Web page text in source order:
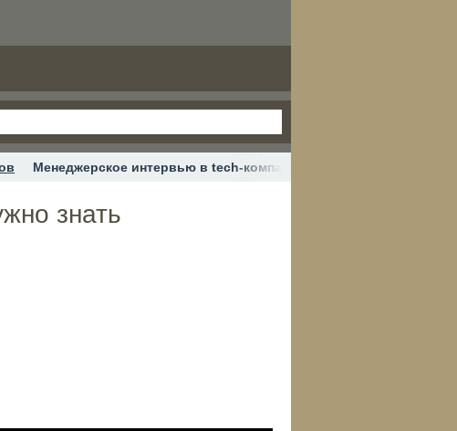
Менеджерское интервью в tech-компании: что нужно знать
знать